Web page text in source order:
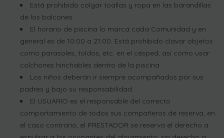
Está prohibido colgar toallas y ropa en las barandillas
de los balcones.
El horario de piscina lo marca cada Comunidad y en
general es de 10:00 a 21:00. Está prohibido clavar objetos
como parasoles, toldos, etc. en el césped, así como usar
colchones hinchables dentro de la piscina.
Los niños deberán ir siempre acompañados por sus
padres y bajo su responsabilidad.
El USUARIO es el responsable del correcto
comportamiento de todos sus compañeros de reserva, en
el caso contrario, el PRESTADOR se reserva el derecho a